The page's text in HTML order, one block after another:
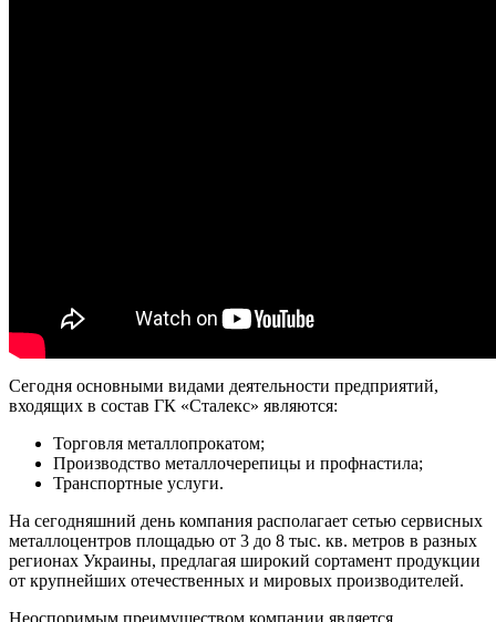
Сегодня основными видами деятельности предприятий,
входящих в состав ГК «Сталекс» являются:
Торговля металлопрокатом;
Производство металлочерепицы и профнастила;
Транспортные услуги.
На сегодняшний день компания располагает сетью сервисных
металлоцентров площадью от 3 до 8 тыс. кв. метров в разных
регионах Украины, предлагая широкий сортамент продукции
от крупнейших отечественных и мировых производителей.